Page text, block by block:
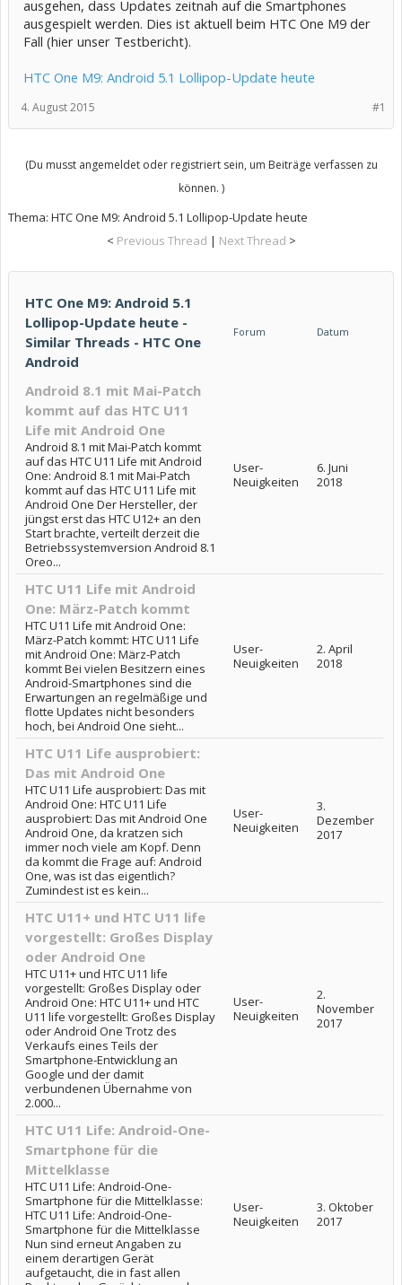
ausgehen, dass Updates zeitnah auf die Smartphones
ausgespielt werden. Dies ist aktuell beim HTC One M9 der
Fall (hier unser Testbericht).
HTC One M9: Android 5.1 Lollipop-Update heute
#1
4. August 2015
(Du musst angemeldet oder registriert sein, um Beiträge verfassen zu
können. )
Thema: HTC One M9: Android 5.1 Lollipop-Update heute
< Previous Thread | Next Thread >
HTC One M9: Android 5.1
Lollipop-Update heute -
Similar Threads - HTC One
Android
Forum Datum
Android 8.1 mit Mai-Patch
kommt auf das HTC U11
Life mit Android One
Android 8.1 mit Mai-Patch kommt
auf das HTC U11 Life mit Android
One: Android 8.1 mit Mai-Patch
kommt auf das HTC U11 Life mit
Android One Der Hersteller, der
jüngst erst das HTC U12+ an den
Start brachte, verteilt derzeit die
Betriebssystemversion Android 8.1
Oreo...
User-
Neuigkeiten
6. Juni
2018
HTC U11 Life mit Android
One: März-Patch kommt
HTC U11 Life mit Android One:
März-Patch kommt: HTC U11 Life
mit Android One: März-Patch
kommt Bei vielen Besitzern eines
Android-Smartphones sind die
Erwartungen an regelmäßige und
flotte Updates nicht besonders
hoch, bei Android One sieht...
User-
Neuigkeiten
2. April
2018
HTC U11 Life ausprobiert:
Das mit Android One
HTC U11 Life ausprobiert: Das mit
Android One: HTC U11 Life
ausprobiert: Das mit Android One
Android One, da kratzen sich
immer noch viele am Kopf. Denn
da kommt die Frage auf: Android
One, was ist das eigentlich?
Zumindest ist es kein...
User-
Neuigkeiten
3.
Dezember
2017
HTC U11+ und HTC U11 life
vorgestellt: Großes Display
oder Android One
HTC U11+ und HTC U11 life
vorgestellt: Großes Display oder
Android One: HTC U11+ und HTC
U11 life vorgestellt: Großes Display
oder Android One Trotz des
Verkaufs eines Teils der
Smartphone-Entwicklung an
Google und der damit
verbundenen Übernahme von
2.000...
User-
Neuigkeiten
2.
November
2017
HTC U11 Life: Android-One-
Smartphone für die
Mittelklasse
HTC U11 Life: Android-One-
Smartphone für die Mittelklasse:
HTC U11 Life: Android-One-
Smartphone für die Mittelklasse
Nun sind erneut Angaben zu
einem derartigen Gerät
aufgetaucht, die in fast allen
User-
Neuigkeiten
3. Oktober
2017